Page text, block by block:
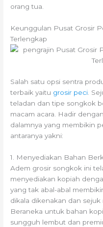
orang tua.
Keunggulan Pusat Grosir
Terlengkap
Salah satu opsi sentra
terbaik yaitu grosir peci.
teladan dan tipe songkok
macam acara. Hadir
dalamnya yang membikin
antaranya yakni:
1. Menyediakan Bahan
Adem grosir songkok ini
menyediakan kopiah
yang tak abal-abal
dikala dikenakan dan
Beraneka untuk bahan
sungguh lembut dan